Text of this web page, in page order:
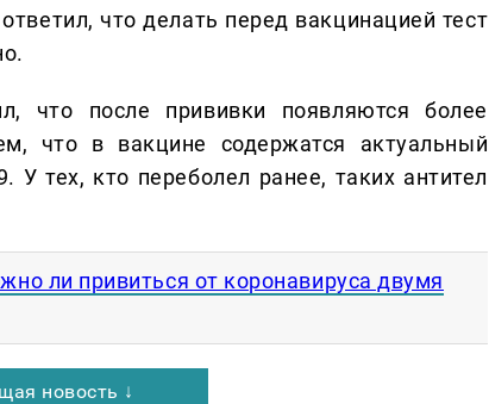
что делать перед вакцинацией тест
что после прививки появляются более
что в вакцине содержатся актуальный
У тех, кто переболел ранее, таких антител
ли привиться от коронавируса двумя
новость ↓